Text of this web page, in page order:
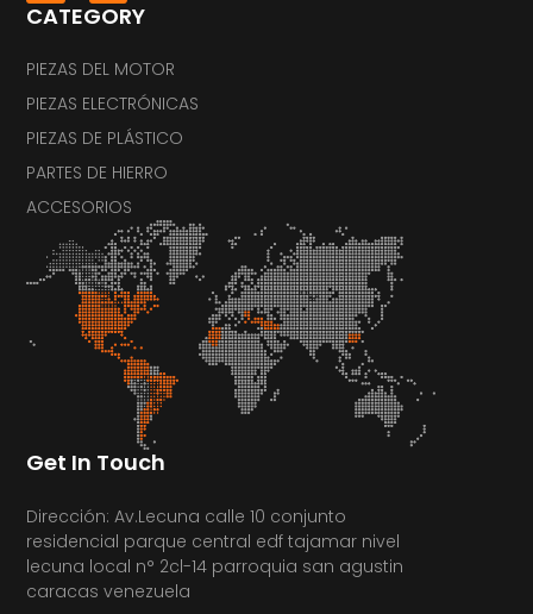
CATEGORY
PIEZAS DEL MOTOR
PIEZAS ELECTRÓNICAS
PIEZAS DE PLÁSTICO
PARTES DE HIERRO
ACCESORIOS
Get In Touch
Dirección: Av.Lecuna calle 10 conjunto
residencial parque central edf tajamar nivel
lecuna local n° 2cl-14 parroquia san agustin
caracas venezuela